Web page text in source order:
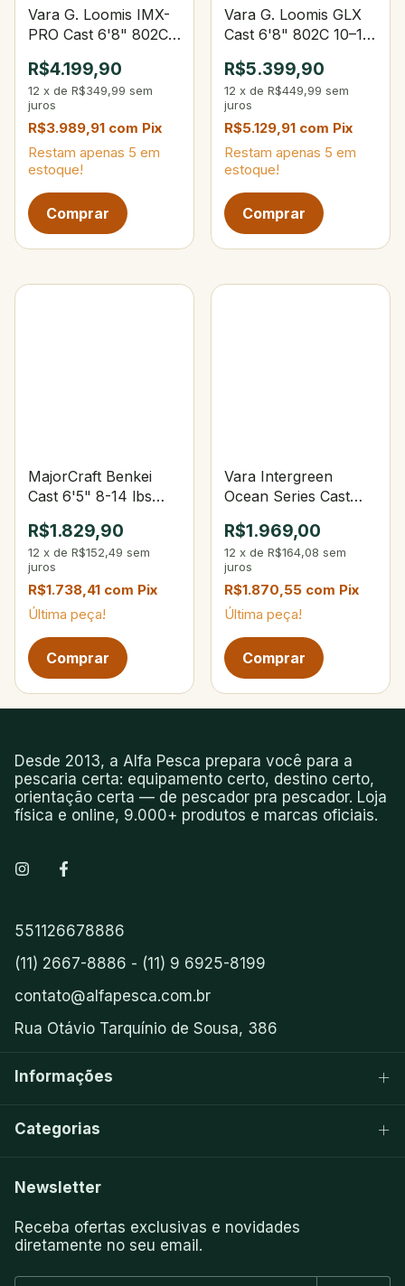
Vara G. Loomis IMX-
PRO Cast 6'8" 802C
R$4.199,90
12 x de R$349,99 sem
juros
R$3.989,91 com Pix
Restam apenas 5 em
estoque!
Vara G. Loomis GLX
Cast 6'8" 802C 10–14
R$5.399,90
12 x de R$449,99 sem
juros
R$5.129,91 com Pix
Restam apenas 5 em
estoque!
MajorCraft Benkei
Cast 6'5" 8-14 lbs
R$1.829,90
12 x de R$152,49 sem
juros
R$1.738,41 com Pix
Última peça!
Vara Intergreen
Ocean Series Cast
200g
R$1.969,00
12 x de R$164,08 sem
juros
R$1.870,55 com Pix
Última peça!
Desde 2013, a Alfa Pesca prepara você para a
pescaria certa: equipamento certo, destino certo,
orientação certa — de pescador pra pescador. Loja
física e online, 9.000+ produtos e marcas oficiais.
551126678886
(11) 2667-8886 - (11) 9 6925-8199
contato@alfapesca.com.br
Rua Otávio Tarquínio de Sousa, 386
Informações
Categorias
Newsletter
Receba ofertas exclusivas e novidades
diretamente no seu email.